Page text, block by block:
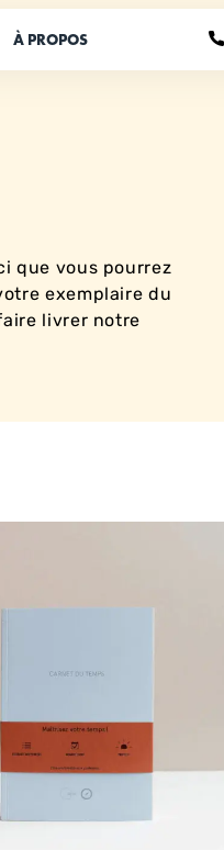
À PROPOS
que vous pourrez
exemplaire du
livrer notre